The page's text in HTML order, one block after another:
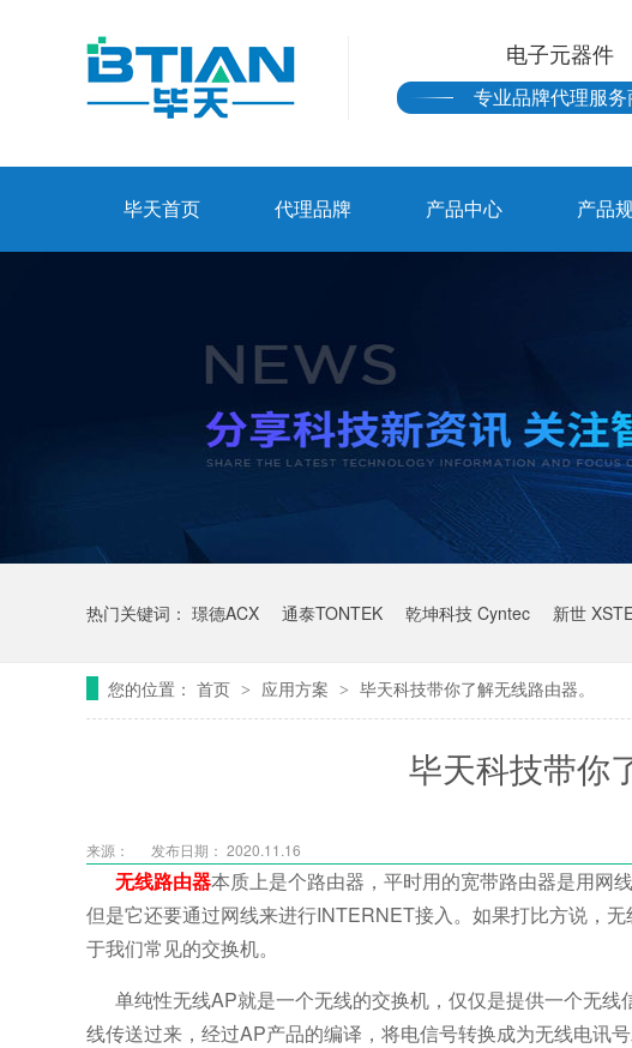
电子元器件
专业品牌代理服务
毕天首页 代理品牌 产品中心 产品
热门关键词： 璟德ACX 通泰TONTEK 乾坤科技 Cyntec 新世
您的位置： 首页 > 应用方案 > 毕天科技带你了解无线路由器。
毕天科技带你
来源： 发布日期： 2020.11.16
无线路由器本质上是个路由器，平时用的宽带路由器是用网
但是它还要通过网线来进行INTERNET接入。如果打比方说，
于我们常见的交换机。
单纯性无线AP就是一个无线的交换机，仅仅是提供一个无线
线传送过来，经过AP产品的编译，将电信号转换成为无线电讯